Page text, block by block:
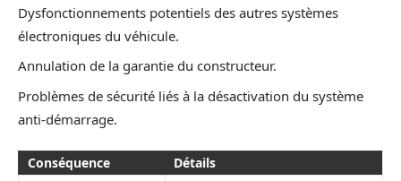
Dysfonctionnements potentiels des autres systèmes
électroniques du véhicule.
Annulation de la garantie du constructeur.
Problèmes de sécurité liés à la désactivation du système
anti-démarrage.
Conséquence Détails